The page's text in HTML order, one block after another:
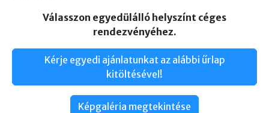
Válasszon egyedülálló helyszínt céges
rendezvényéhez.
Kérje egyedi ajánlatunkat az alábbi űrlap
kitöltésével!
Képgaléria megtekintése